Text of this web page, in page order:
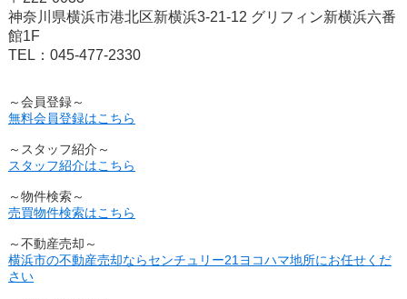
神奈川県横浜市港北区新横浜3-21-12 グリフィン新横浜六番
館1F
TEL：045-477-2330
～会員登録～
無料会員登録はこちら
～スタッフ紹介～
スタッフ紹介はこちら
～物件検索～
売買物件検索はこちら
～不動産売却～
横浜市の不動産売却ならセンチュリー21ヨコハマ地所にお任せくだ
さい